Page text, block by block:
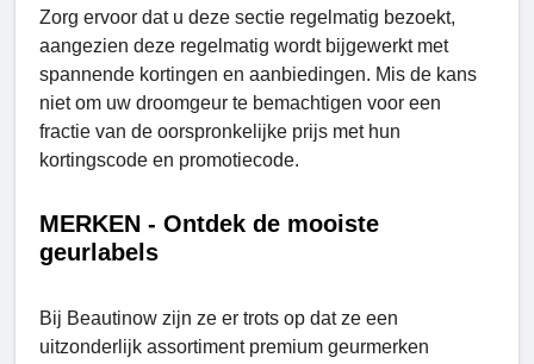
Zorg ervoor dat u deze sectie regelmatig bezoekt,
aangezien deze regelmatig wordt bijgewerkt met
spannende kortingen en aanbiedingen. Mis de kans
niet om uw droomgeur te bemachtigen voor een
fractie van de oorspronkelijke prijs met hun
kortingscode en promotiecode.
MERKEN - Ontdek de mooiste
geurlabels
Bij Beautinow zijn ze er trots op dat ze een
uitzonderlijk assortiment premium geurmerken